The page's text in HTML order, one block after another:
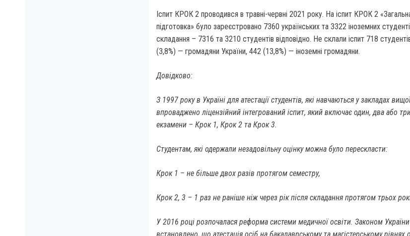
Іспит КРОК 2 проводився в травні-червні 2021 року. На іспит КРОК 2
підготовка» було зареєстровано 7360 українських та 3322 іноземних
складання – 7316 та 3210 студентів відповідно. Не склали іспит 718
(3,8%) — громадяни України, 442 (13,8%) — іноземні громадяни.
Довідково:
З 1997 року в Україні для атестації студентів, які навчаються у закладах
впроваджено ліцензійний інтегрований іспит, який включає один, два або
екзамени – Крок 1, Крок 2 та Крок 3.
Студентам, які одержали незадовільну оцінку можна було перескласти:
Крок 1 – не більше двох разів протягом семестру,
Крок 2, 3 – 1 раз не раніше ніж через рік після складання протягом трьох
У 2016 році розпочалася реформа системи медичної освіти. Законом